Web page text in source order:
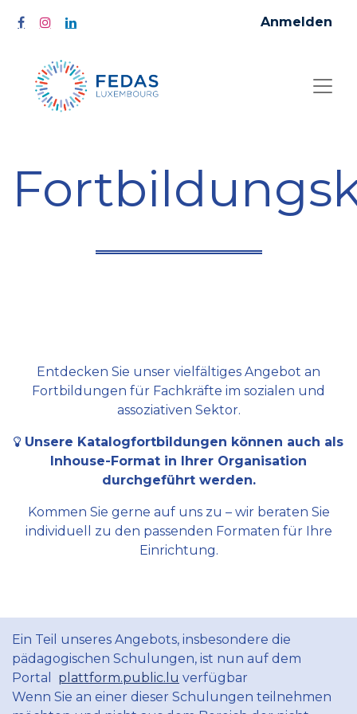
Anmelden
Entdecken Sie unser vielfältiges Angebot an
Fortbildungen für Fachkräfte im sozialen und
assoziativen Sektor.
Unsere Katalogfortbildungen können auch als
Inhouse-Format in Ihrer Organisation
durchgeführt werden.
Kommen Sie gerne auf uns zu – wir beraten Sie
individuell zu den passenden Formaten für Ihre
Einrichtung.
Ein Teil unseres Angebots, insbesondere die
pädagogischen Schulungen, ist nun auf dem
Portal plattform.public.lu verfügbar
Wenn Sie an einer dieser Schulungen teilnehmen